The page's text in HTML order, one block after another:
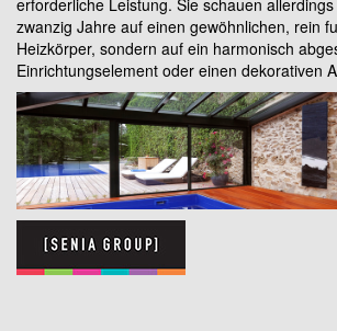
erforderliche Leistung. Sie schauen
zwanzig Jahre auf einen gewöhnlichen, rein
Heizkörper, sondern auf ein harmonisch
Einrichtungselement oder einen dekorativen